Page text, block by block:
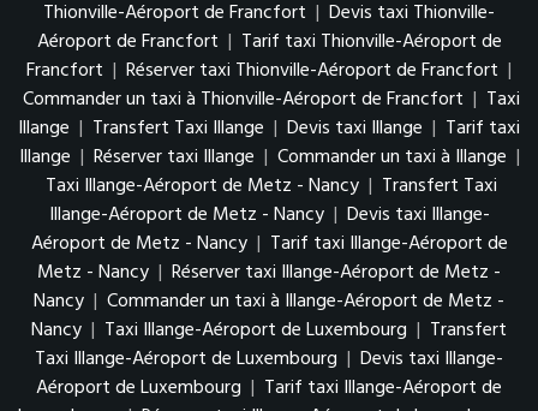
Thionville-Aéroport de Francfort | Devis taxi Thionville-
Aéroport de Francfort | Tarif taxi Thionville-Aéroport de
Francfort | Réserver taxi Thionville-Aéroport de Francfort |
Commander un taxi à Thionville-Aéroport de Francfort | Taxi
Illange | Transfert Taxi Illange | Devis taxi Illange | Tarif taxi
Illange | Réserver taxi Illange | Commander un taxi à Illange |
Taxi Illange-Aéroport de Metz - Nancy | Transfert Taxi
Illange-Aéroport de Metz - Nancy | Devis taxi Illange-
Aéroport de Metz - Nancy | Tarif taxi Illange-Aéroport de
Metz - Nancy | Réserver taxi Illange-Aéroport de Metz -
Nancy | Commander un taxi à Illange-Aéroport de Metz -
Nancy | Taxi Illange-Aéroport de Luxembourg | Transfert
Taxi Illange-Aéroport de Luxembourg | Devis taxi Illange-
Aéroport de Luxembourg | Tarif taxi Illange-Aéroport de